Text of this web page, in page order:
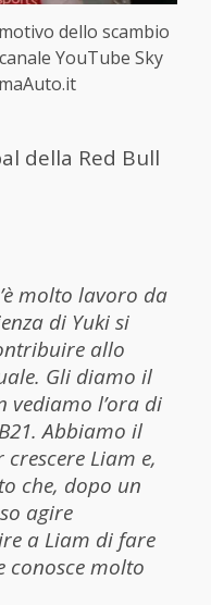
dello scambio
YouTube Sky
della Red Bull
molto lavoro da
di Yuki si
allo
Gli diamo il
vediamo l’ora di
Abbiamo il
Liam e,
che, dopo un
agire
a Liam di fare
conosce molto